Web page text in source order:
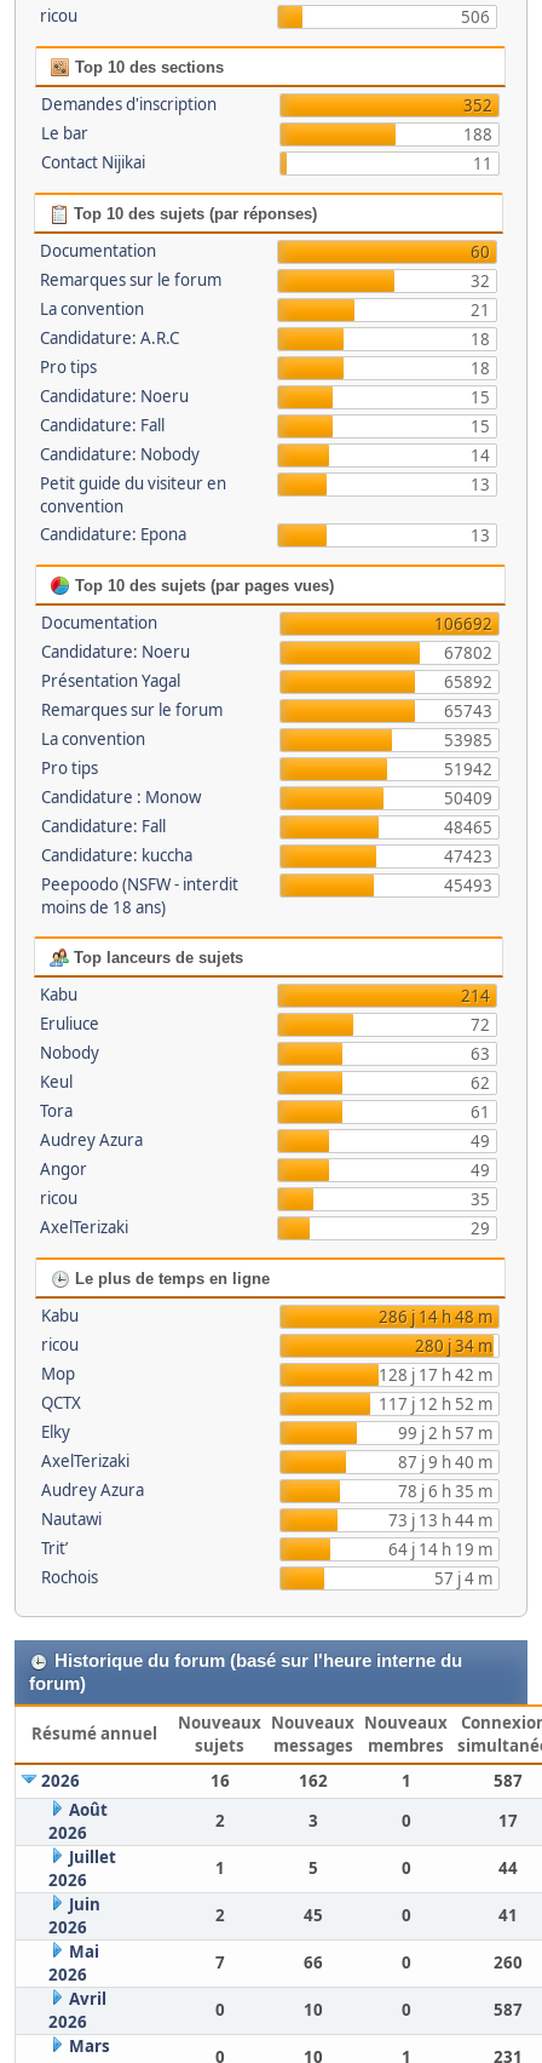
ricou
506
Top 10 des sections
Demandes d'inscription
352
Le bar
188
Contact Nijikai
11
Top 10 des sujets (par réponses)
Documentation
60
Remarques sur le forum
32
La convention
21
Candidature: A.R.C
18
Pro tips
18
Candidature: Noeru
15
Candidature: Fall
15
Candidature: Nobody
14
Petit guide du visiteur en
convention
13
Candidature: Epona 13
Top 10 des sujets (par pages vues)
Documentation
106692
Candidature: Noeru
67802
Présentation Yagal
65892
Remarques sur le forum
65743
La convention
53985
Pro tips
51942
Candidature : Monow
50409
Candidature: Fall
48465
Candidature: kuccha
47423
Peepoodo (NSFW - interdit
moins de 18 ans)
45493
Top lanceurs de sujets
Kabu
214
Eruliuce
72
Nobody
63
Keul
62
Tora
61
Audrey Azura
49
Angor
49
ricou
35
AxelTerizaki
29
Le plus de temps en ligne
Kabu
286 j 14 h 48 m
ricou
280 j 34 m
Mop
128 j 17 h 42 m
QCTX
117 j 12 h 52 m
Elky
99 j 2 h 57 m
AxelTerizaki
87 j 9 h 40 m
Audrey Azura
78 j 6 h 35 m
Nautawi
73 j 13 h 44 m
Trit’
64 j 14 h 19 m
Rochois
57 j 4 m
Historique du forum (basé sur l'heure interne du
forum)
Résumé annuel
Nouveaux
sujets
Nouveaux
messages
Nouveaux
membres
2026
16 162 1
587
Août
2026
2 3 0
17
Juillet
2026
1 5 0
44
Juin
2026
2 45 0
41
Mai
2026
7 66 0
260
Avril
2026
0 10 0
587
Mars
0 10 1 231